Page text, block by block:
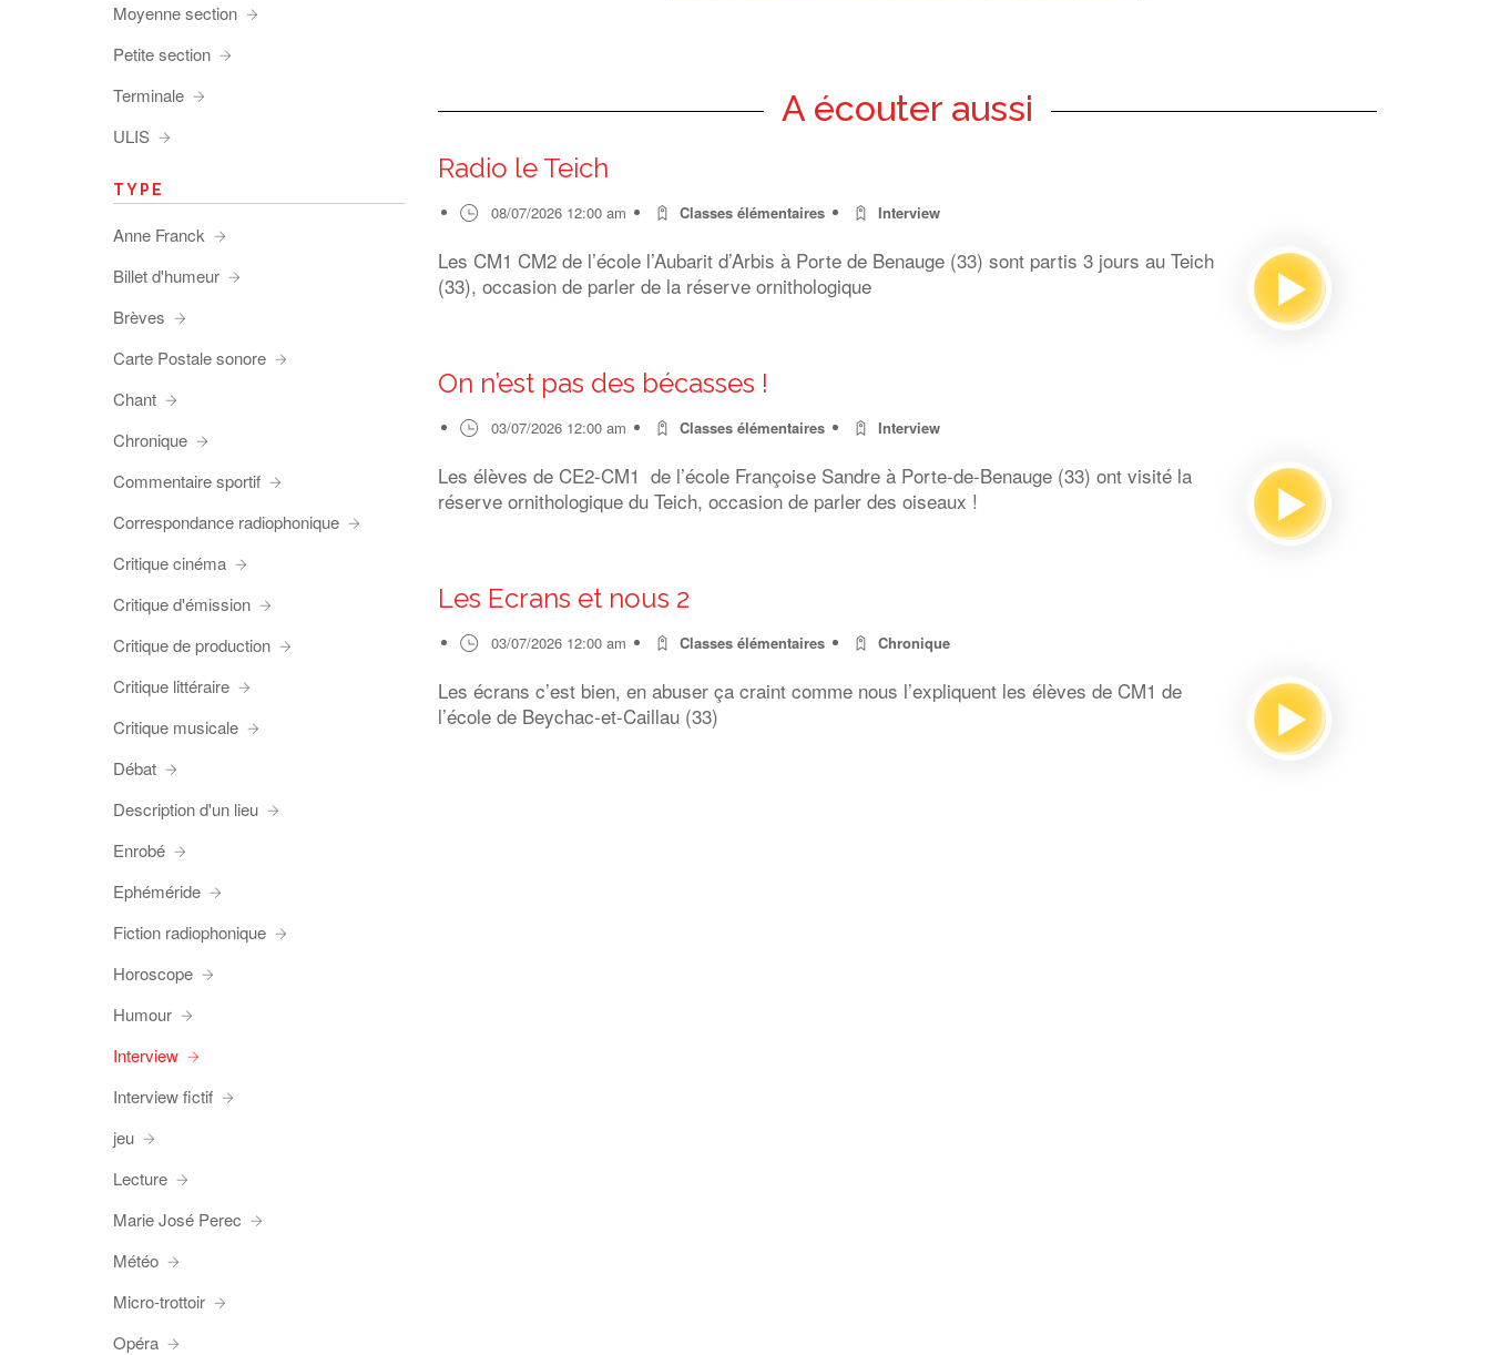
A écouter aussi
Radio le Teich
08/07/2026 12:00 am Classes élémentaires Interview
Les CM1 CM2 de l’école l’Aubarit d’Arbis à Porte de Benauge (33) sont partis 3 jours au Teich
(33), occasion de parler de la réserve ornithologique
On n’est pas des bécasses !
03/07/2026 12:00 am Classes élémentaires Interview
Les élèves de CE2-CM1 de l’école Françoise Sandre à Porte-de-Benauge (33) ont visité la
réserve ornithologique du Teich, occasion de parler des oiseaux !
Les Ecrans et nous 2
03/07/2026 12:00 am Classes élémentaires Chronique
Les écrans c’est bien, en abuser ça craint comme nous l’expliquent les élèves de CM1 de
l’école de Beychac-et-Caillau (33)
Moyenne section
Petite section
Terminale
ULIS
TYPE
Anne Franck
Billet d'humeur
Brèves
Carte Postale sonore
Chant
Chronique
Commentaire sportif
Correspondance radiophonique
Critique cinéma
Critique d'émission
Critique de production
Critique littéraire
Critique musicale
Débat
Description d'un lieu
Enrobé
Ephéméride
Fiction radiophonique
Horoscope
Humour
Interview
Interview fictif
jeu
Lecture
Marie José Perec
Météo
Micro-trottoir
Opéra